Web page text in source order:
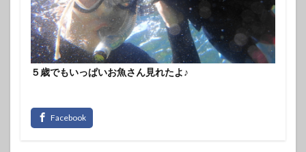
５歳でもいっぱいお魚さん見れたよ♪